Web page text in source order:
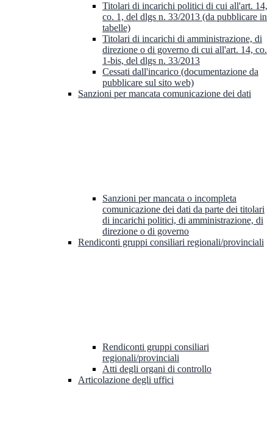
Titolari di incarichi politici di cui all'art. 14,
co. 1, del dlgs n. 33/2013 (da pubblicare in
tabelle)
Titolari di incarichi di amministrazione, di
direzione o di governo di cui all'art. 14, co.
1-bis, del dlgs n. 33/2013
Cessati dall'incarico (documentazione da
pubblicare sul sito web)
Sanzioni per mancata comunicazione dei dati
Sanzioni per mancata o incompleta
comunicazione dei dati da parte dei titolari
di incarichi politici, di amministrazione, di
direzione o di governo
Rendiconti gruppi consiliari regionali/provinciali
Rendiconti gruppi consiliari
regionali/provinciali
Atti degli organi di controllo
Articolazione degli uffici